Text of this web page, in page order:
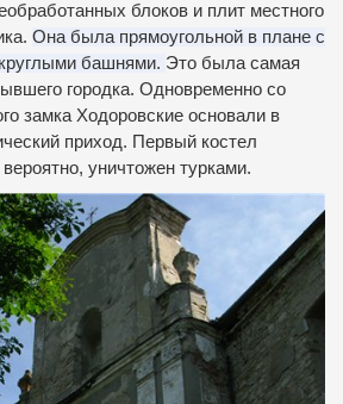
блоков и плит местного
Она была прямоугольной в плане с
башнями. Это была самая
городка. Одновременно со
замка Ходоровские основали в
приход. Первый костел
уничтожен турками.